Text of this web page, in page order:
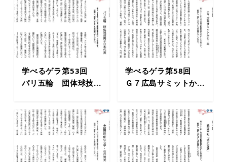
学べるゲラ第53回
パリ五輪 団体球技...
学べるゲラ第58回
Ｇ７広島サミットか...